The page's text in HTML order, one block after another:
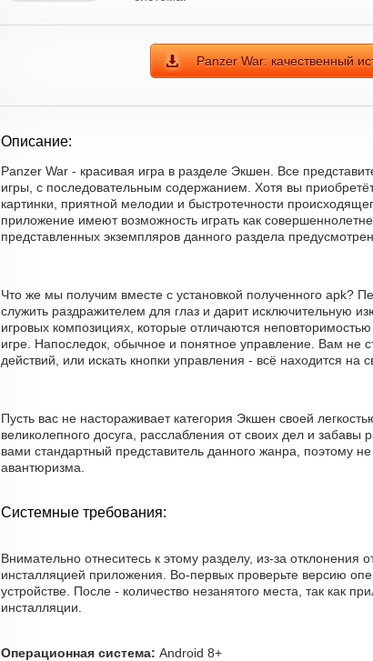
Panzer War: качественный
Описание:
Panzer War - красивая игра в разделе Экшен. Все
игры, с последовательным содержанием. Хотя вы
картинки, приятной мелодии и быстротечности
приложение имеют возможность играть как
представленных экземпляров данного раздела
Что же мы получим вместе с установкой полученного apk?
служить раздражителем для глаз и дарит исключительную
игровых композициях, которые отличаются
игре. Напоследок, обычное и понятное управление. Вам не
действий, или искать кнопки управления - всё находится на
Пусть вас не настораживает категория Экшен своей
великолепного досуга, расслабления от своих дел и
вами стандартный представитель данного жанра, поэтому
авантюризма.
Системные требования:
Внимательно отнеситесь к этому разделу, из-за
инсталляцией приложения. Во-первых проверьте версию
устройстве. После - количество незанятого места, так как
инсталляции.
Операционная система: Android 8+